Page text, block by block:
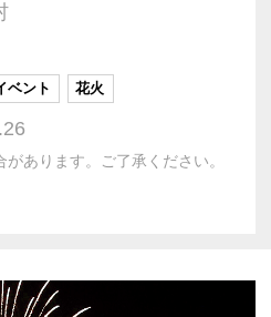
ベント 花火
あります。ご了承ください。